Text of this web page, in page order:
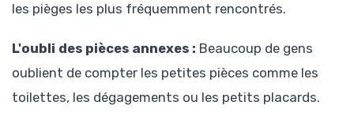
les pièges les plus fréquemment rencontrés.
L'oubli des pièces annexes : Beaucoup de gens
oublient de compter les petites pièces comme les
toilettes, les dégagements ou les petits placards.